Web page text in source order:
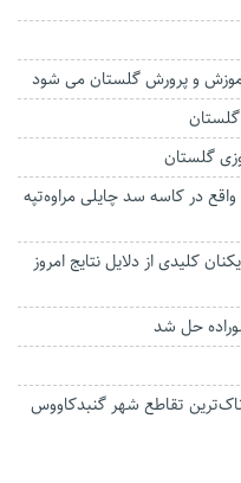
گلستان
گلستان
برای جابجایی ۶ روستای واقع در کاسه سد چایلی مراوه‌تپه
کلیدی از دلایل نتایج امروز
حل شد
تقاطع شهر گنبدکاووس